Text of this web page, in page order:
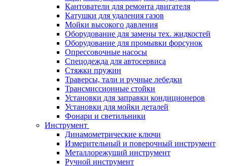
Кантователи для ремонта двигателя
Катушки для удаления газов
Мойки высокого давления
Оборудование для замены тех. жидкостей
Оборудование для промывки форсунок
Опрессовочные насосы
Спецодежда для автосервиса
Стяжки пружин
Траверсы, тали и ручные лебедки
Трансмиссионные стойки
Установки для заправки кондиционеров
Установки для мойки деталей
Фонари и светильники
Инструмент
Динамометрические ключи
Измерительный и поверочный инструмент
Металлорежущий инструмент
Ручной инструмент